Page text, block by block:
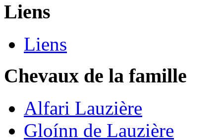
Liens
Liens
Chevaux de la famille
Alfari Lauzière
Gloínn de Lauzière